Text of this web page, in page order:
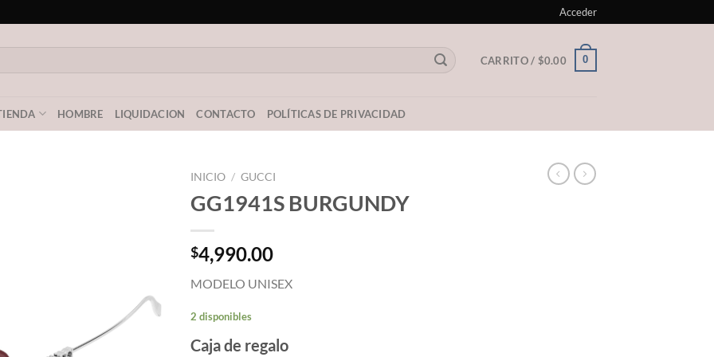
Acceder
CARRITO / $0.00 0
HOMBRE LIQUIDACION CONTACTO POLÍTICAS DE PRIVACIDAD
INICIO / GUCCI
GG1941S BURGUNDY
$4,990.00
MODELO UNISEX
2 disponibles
Caja de regalo